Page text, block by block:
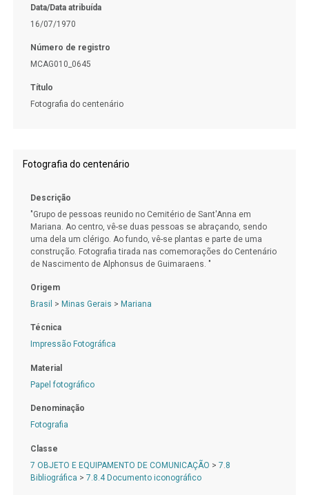
Data/Data atribuída
16/07/1970
Número de registro
MCAG010_0645
Título
Fotografia do centenário
Fotografia do centenário
Descrição
"Grupo de pessoas reunido no Cemitério de Sant'Anna em
Mariana. Ao centro, vê-se duas pessoas se abraçando, sendo
uma dela um clérigo. Ao fundo, vê-se plantas e parte de uma
construção. Fotografia tirada nas comemorações do Centenário
de Nascimento de Alphonsus de Guimaraens. "
Origem
Brasil > Minas Gerais > Mariana
Técnica
Impressão Fotográfica
Material
Papel fotográfico
Denominação
Fotografia
Classe
7 OBJETO E EQUIPAMENTO DE COMUNICAÇÃO > 7.8
Bibliográfica > 7.8.4 Documento iconográfico